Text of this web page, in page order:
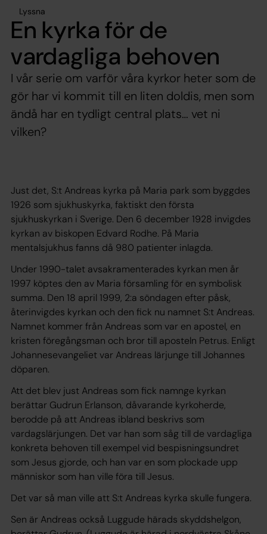
Lyssna
En kyrka för de
vardagliga behoven
I vår serie om varför våra kyrkor heter som de
gör har vi kommit till en liten doldis, men som
ändå har en tydligt central plats… vet ni
vilken?
Just det, S:t Andreas kyrka på Maria park som byggdes
1926 som sjukhuskyrka, faktiskt den första
sjukhuskyrkan i Sverige. Den 6 december 1928 invigdes
kyrkan av biskopen Edvard Rodhe. På Maria
mentalsjukhus fanns då 980 patienter inlagda.
Under 1990-talet avsakramenterades kyrkan men år
1997 köptes den av Maria församling för en symbolisk
summa. Den 18 april 1999, 2:a söndagen efter påsk,
återinvigdes kyrkan och den fick nu namnet S:t Andreas.
Namnet kommer från Andreas som var en apostel, en
kristen föregångsman och bror till aposteln Petrus. Enligt
Johannesevangeliet var Andreas lärjunge till Johannes
döparen.
Att det blev just Andreas som fick namnge kyrkan
berättar Gudrun Erlanson, dåvarande kyrkoherde,
berodde på att Andreas ibland beskrivs som
vardagslärjungen. Det var han som såg till de vardagliga
konkreta behoven till exempel vid bespisningsundret
som Jesus gjorde, och han var en som plockade upp
människor som han ville föra till Jesus.
Det var så man ville att S:t Andreas kyrka skulle fungera.
Sen är Andreas också Luggude härads skyddshelgon,